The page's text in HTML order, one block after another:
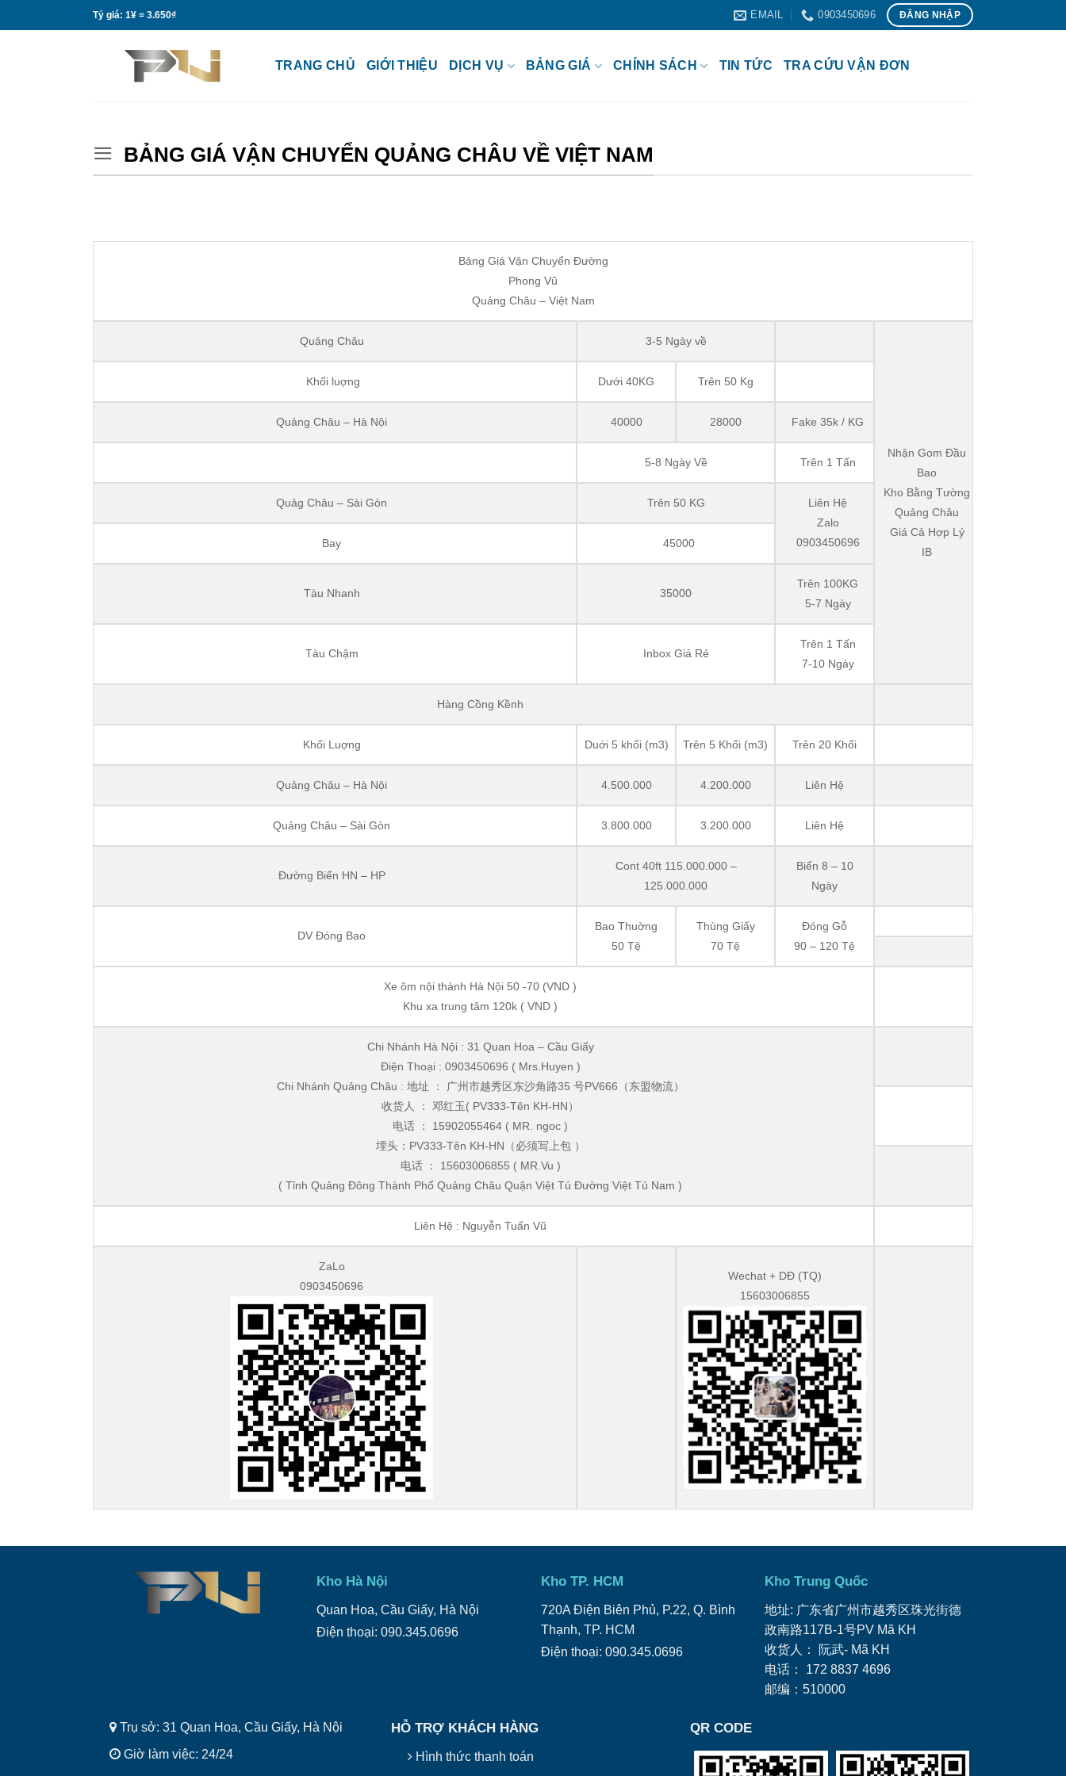
qua
Tỷ giá: 1¥ = 3.650₫ EMAIL 0903450696 ĐĂNG NHẬP
TRANG CHỦ GIỚI THIỆU DỊCH VỤ BẢNG GIÁ CHÍNH SÁCH TIN TỨC TRA CỨU VẬN ĐƠN
BẢNG GIÁ VẬN CHUYỂN QUẢNG CHÂU VỀ VIỆT NAM
Bảng Giá Vận Chuyển Đường
Phong Vũ
Quảng Châu – Việt Nam
Quảng Châu 3-5 Ngày về
Nhận Gom Đầu
Bao
Kho Bằng Tường
Quảng Châu
Giá Cả Hợp Lý
IB
Khối luợng Dưới 40KG Trên 50 Kg
Quảng Châu – Hà Nội 40000 28000 Fake 35k / KG
5-8 Ngày Về Trên 1 Tấn
Quảg Châu – Sài Gòn Trên 50 KG
Liên Hệ
Zalo
0903450696
Bay 45000
Tàu Nhanh 35000
Trên 100KG
5-7 Ngày
Tàu Chậm Inbox Giá Rẻ
Trên 1 Tấn
7-10 Ngày
Hàng Cồng Kềnh
Khối Luợng Duới 5 khối (m3) Trên 5 Khối (m3) Trên 20 Khối
Quảng Châu – Hà Nội 4.500.000 4.200.000 Liên Hệ
Quảng Châu – Sài Gòn 3.800.000 3.200.000 Liên Hệ
Đường Biển HN – HP
Cont 40ft 115.000.000 –
125.000.000
Biển 8 – 10
Ngày
DV Đóng Bao
Bao Thuờng
50 Tệ
Thùng Giấy
70 Tệ
Đóng Gỗ
90 – 120 Tệ
Xe ôm nội thành Hà Nội 50 -70 (VND )
Khu xa trung tâm 120k ( VND )
Chi Nhánh Hà Nội : 31 Quan Hoa – Cầu Giấy
Điện Thoại : 0903450696 ( Mrs.Huyen )
Chi Nhánh Quảng Châu : 地址 ： 广州市越秀区东沙角路35 号PV666（东盟物流）
收货人 ： 邓红玉( PV333-Tên KH-HN）
电话 ： 15902055464 ( MR. ngoc )
埋头：PV333-Tên KH-HN（必须写上包 ）
电话 ： 15603006855 ( MR.Vu )
( Tỉnh Quảng Đông Thành Phố Quảng Châu Quận Việt Tú Đường Việt Tú Nam )
Liên Hệ : Nguyễn Tuấn Vũ
ZaLo
0903450696
Wechat + DĐ (TQ)
15603006855
Kho Hà Nội
Quan Hoa, Cầu Giấy, Hà Nội
Điện thoại: 090.345.0696
Kho TP. HCM
720A Điện Biên Phủ, P.22, Q. Bình
Thạnh, TP. HCM
Điện thoại: 090.345.0696
Kho Trung Quốc
地址: 广东省广州市越秀区珠光街德
政南路117B-1号PV Mã KH
收货人： 阮武- Mã KH
电话： ‭172 8837 4696
邮编：510000
Trụ sở: 31 Quan Hoa, Cầu Giấy, Hà Nội
Giờ làm việc: 24/24
HỖ TRỢ KHÁCH HÀNG
Hình thức thanh toán
QR CODE